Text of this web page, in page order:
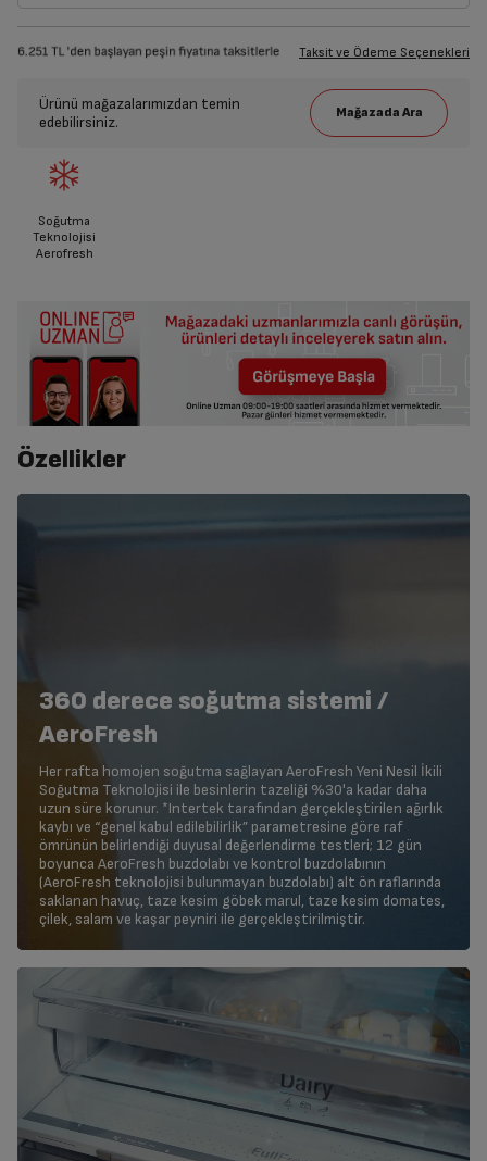
Taksit ve Ödeme Seçenekleri
Ürünü mağazalarımızdan temin
edebilirsiniz.
Soğutma
Teknolojisi
Aerofresh
Özellikler
360 derece soğutma sistemi /
AeroFresh
Her rafta homojen soğutma sağlayan AeroFresh Yeni Nesil İkili
Soğutma Teknolojisi ile besinlerin tazeliği %30'a kadar daha
uzun süre korunur. *Intertek tarafından gerçekleştirilen ağırlık
kaybı ve “genel kabul edilebilirlik” parametresine göre raf
ömrünün belirlendiği duyusal değerlendirme testleri; 12 gün
boyunca AeroFresh buzdolabı ve kontrol buzdolabının
(AeroFresh teknolojisi bulunmayan buzdolabı) alt ön raflarında
saklanan havuç, taze kesim göbek marul, taze kesim domates,
çilek, salam ve kaşar peyniri ile gerçekleştirilmiştir.